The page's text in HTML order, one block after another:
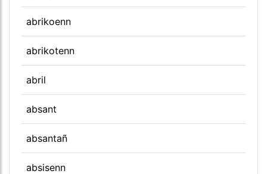
abrikoenn
abrikotenn
abril
absant
absantañ
absisenn